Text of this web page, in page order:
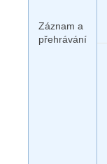
Záznam a
přehrávání